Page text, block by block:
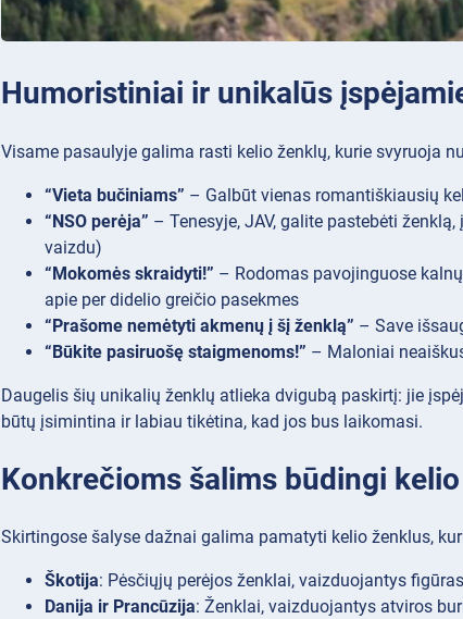
Humoristiniai ir unikalūs
Visame pasaulyje galima rasti kelio ženklų, kurie svyruoja
“Vieta bučiniams” – Galbūt vienas romantiškiausių
“NSO perėja” – Tenesyje, JAV, galite pastebėti
vaizdu)
“Mokomės skraidyti!” – Rodomas pavojinguose
apie per didelio greičio pasekmes
“Prašome nemėtyti akmenų į šį ženklą” – Save
“Būkite pasiruošę staigmenoms!” – Maloniai
Daugelis šių unikalių ženklų atlieka dvigubą paskirtį: jie
būtų įsimintina ir labiau tikėtina, kad jos bus laikomasi.
Konkrečioms šalims būdingi
Skirtingose šalyse dažnai galima pamatyti kelio ženklus,
Škotija: Pėsčiųjų perėjos ženklai, vaizduojantys
Danija ir Prancūzija: Ženklai, vaizduojantys atviros